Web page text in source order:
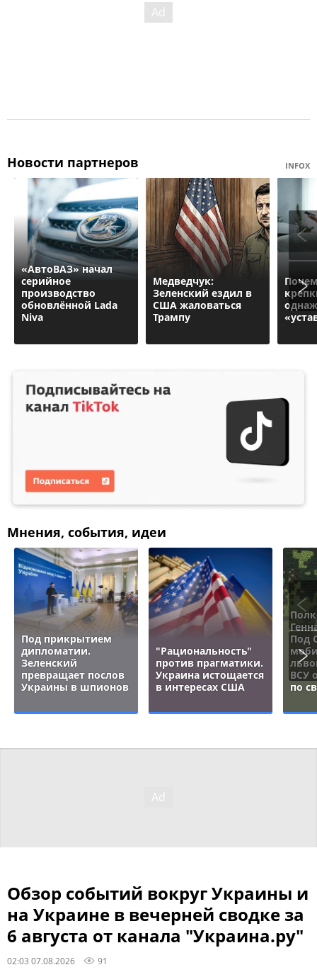
Новости партнеров INFOX
«АвтоВАЗ» начал
серийное
производство
обновлённой Lada
Niva
Медведчук:
Зеленский ездил в
США жаловаться
Трампу
Мнения, события, идеи
Под прикрытием
дипломатии.
Зеленский
превращает послов
Украины в шпионов
"Рациональность"
против прагматики.
Украина истощается
в интересах США
Под
ВСУ
по
Обзор событий вокруг Украины и
на Украине в вечерней сводке за
6 августа от канала "Украина.ру"
02:03 07.08.2026 91